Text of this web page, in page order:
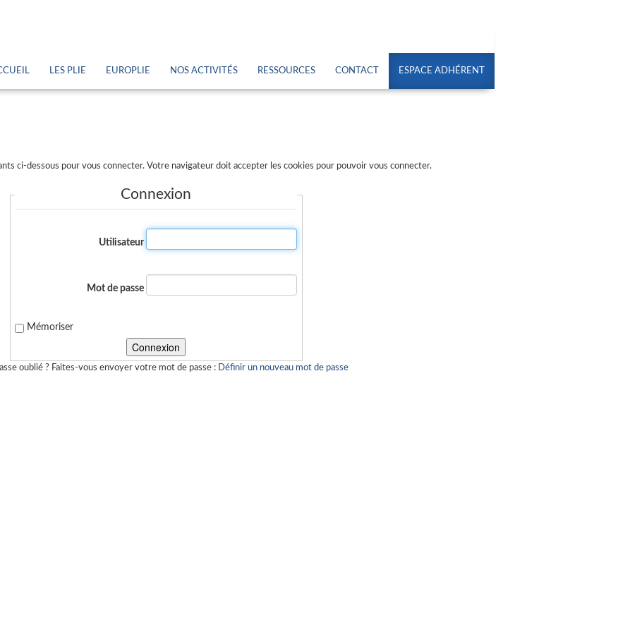
LES PLIE EUROPLIE NOS ACTIVITÉS RESSOURCES CONTACT ESPACE ADHÉRENT
ci-dessous pour vous connecter. Votre navigateur doit accepter les cookies pour pouvoir vous connecter.
Connexion
Utilisateur
Mot de passe
Mémoriser
oublié ? Faites-vous envoyer votre mot de passe : Définir un nouveau mot de passe